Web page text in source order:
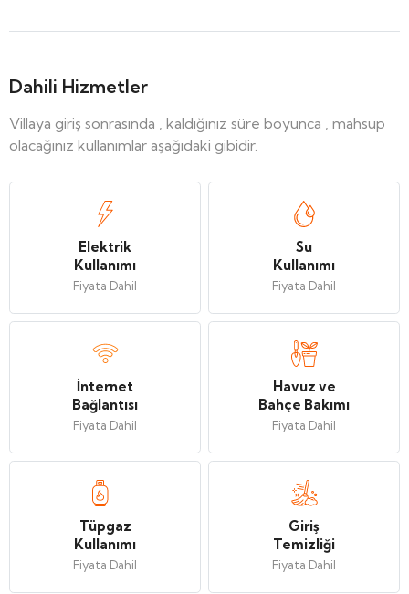
Dahili Hizmetler
Villaya giriş sonrasında , kaldığınız süre boyunca , mahsup
olacağınız kullanımlar aşağıdaki gibidir.
Elektrik
Kullanımı
Fiyata Dahil
Su
Kullanımı
Fiyata Dahil
İnternet
Bağlantısı
Fiyata Dahil
Havuz ve
Bahçe Bakımı
Fiyata Dahil
Tüpgaz
Kullanımı
Fiyata Dahil
Giriş
Temizliği
Fiyata Dahil